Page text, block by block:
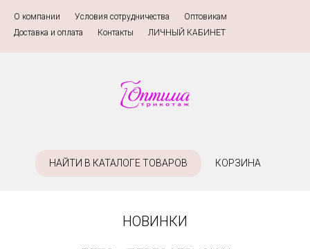
О компании Условия сотрудничества Оптовикам
Доставка и оплата
Контакты ЛИЧНЫЙ КАБИНЕТ
НАЙТИ В КАТАЛОГЕ ТОВАРОВ КОРЗИНА
НОВИНКИ